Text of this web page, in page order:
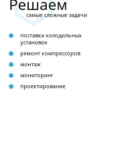
Решаем
самые сложные задачи
поставка холодильных
установок
ремонт компрессоров
монтаж
мониторинг
проектирование